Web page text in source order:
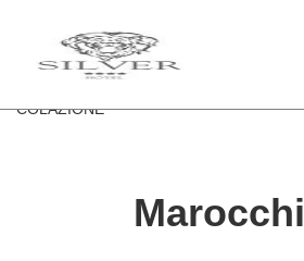
COLAZIONE